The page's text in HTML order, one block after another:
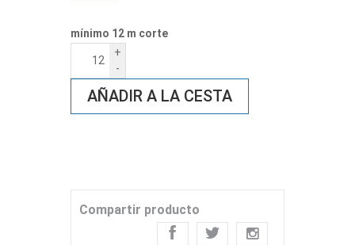
mínimo 12 m corte
+
-
AÑADIR A LA CESTA
Compartir producto